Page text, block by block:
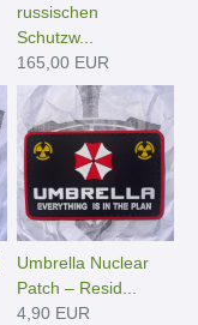
russischen
Schutzw...
165,00 EUR
Umbrella Nuclear
Patch – Resid...
4,90 EUR